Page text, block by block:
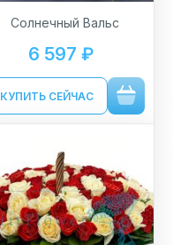
Солнечный Вальс
6 597 ₽
КУПИТЬ СЕЙЧАС